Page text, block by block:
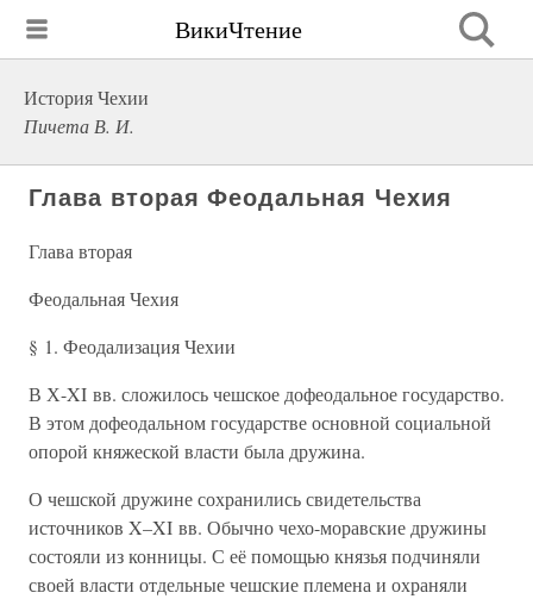
ВикиЧтение
История Чехии
Пичета В. И.
Глава вторая Феодальная Чехия
Глава вторая
Феодальная Чехия
§ 1. Феодализация Чехии
В Х-XI вв. сложилось чешское дофеодальное государство.
В этом дофеодальном государстве основной социальной
опорой княжеской власти была дружина.
О чешской дружине сохранились свидетельства
источников X–XI вв. Обычно чехо-моравские дружины
состояли из конницы. С её помощью князья подчиняли
своей власти отдельные чешские племена и охраняли